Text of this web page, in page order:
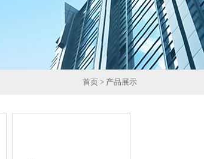
首页 > 产品展示